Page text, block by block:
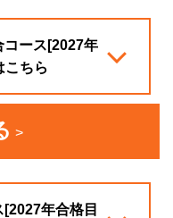
コース[2027年
こちら
[2027年合格目